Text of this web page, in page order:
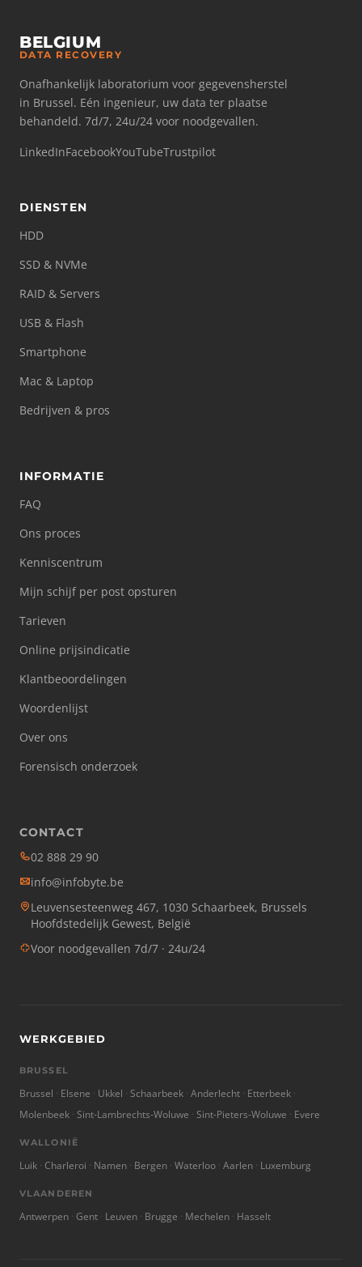
BELGIUM
DATA RECOVERY
Onafhankelijk laboratorium voor gegevensherstel
in Brussel. Eén ingenieur, uw data ter plaatse
behandeld. 7d/7, 24u/24 voor noodgevallen.
LinkedInFacebookYouTubeTrustpilot
DIENSTEN
HDD
SSD & NVMe
RAID & Servers
USB & Flash
Smartphone
Mac & Laptop
Bedrijven & pros
INFORMATIE
FAQ
Ons proces
Kenniscentrum
Mijn schijf per post opsturen
Tarieven
Online prijsindicatie
Klantbeoordelingen
Woordenlijst
Over ons
Forensisch onderzoek
CONTACT
02 888 29 90
info@infobyte.be
Leuvensesteenweg 467, 1030 Schaarbeek, Brussels
Hoofdstedelijk Gewest, België
Voor noodgevallen 7d/7 · 24u/24
WERKGEBIED
BRUSSEL
Brussel Elsene Ukkel Schaarbeek Anderlecht Etterbeek
Molenbeek Sint-Lambrechts-Woluwe Sint-Pieters-Woluwe Evere
WALLONIË
Luik Charleroi Namen Bergen Waterloo Aarlen Luxemburg
VLAANDEREN
Antwerpen Gent Leuven Brugge Mechelen Hasselt